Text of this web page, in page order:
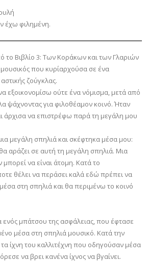
έχω φιλημένη.
το Βιβλίο 3: Των Κοράκων και των Γλαριών
που κυρίαρχούσα σε ένα
ζούγκλας.
εξοικονομίσω ούτε ένα νόμισμα, μετά από
ψάχνοντας για φιλοθέαμον κοινό. Ήταν
άρχισα να επιστρέφω παρά τη μεγάλη μου
μεγάλη σπηλιά και σκέφτηκα μέσα μου:
αράζει σε αυτή τη μεγάλη σπηλιά. Μια
να είναι άτομη. Κατά το
θέλει να περάσει καλά εδώ πρέπει να
στη σπηλιά και θα περιμένω το κοινό
ενός μπάτσου της ασφάλειας, που έφτασε
μέσα στη σπηλιά μουσικό. Κατά την
ίχνη του καλλιτέχνη που οδηγούσαν μέσα
να βρει κανένα ίχνος να βγαίνει.